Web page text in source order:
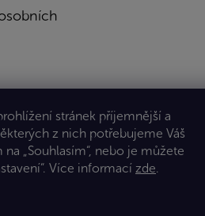
stránek příjemnější a
z nich potřebujeme Váš
„Souhlasím“, nebo je můžete
Více informací zde.